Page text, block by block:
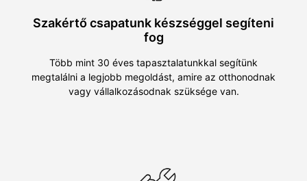
Szakértő csapatunk készséggel segíteni
fog
Több mint 30 éves tapasztalatunkkal segítünk
megtalálni a legjobb megoldást, amire az otthonodnak
vagy vállalkozásodnak szüksége van.